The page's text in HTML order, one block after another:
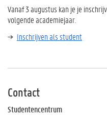
Vanaf 3 augustus kan je je
volgende academiejaar.
Inschrijven als student
Contact
Studentencentrum